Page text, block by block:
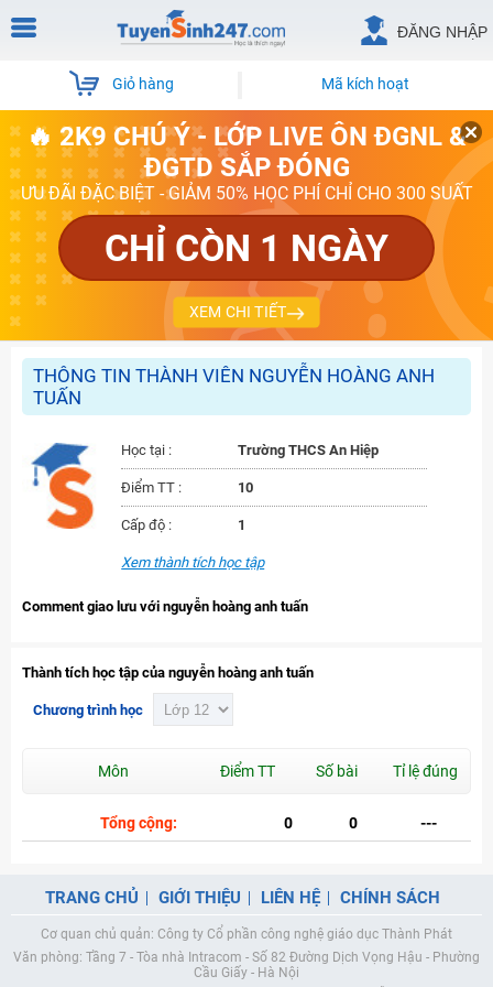
ĐĂNG NHẬP
Giỏ hàng Mã kích hoạt
🔥 2K9 CHÚ Ý - LỚP LIVE ÔN ĐGNL &
ĐGTD SẮP ĐÓNG
ƯU ĐÃI ĐẶC BIỆT - GIẢM 50% HỌC PHÍ CHỈ CHO 300 SUẤT
CHỈ CÒN 1 NGÀY
XEM CHI TIẾT
THÔNG TIN THÀNH VIÊN NGUYỄN HOÀNG ANH
TUẤN
Học tại : Trường THCS An Hiệp
Điểm TT : 10
Cấp độ : 1
Xem thành tích học tập
Comment giao lưu với nguyễn hoàng anh tuấn
Thành tích học tập của nguyễn hoàng anh tuấn
Chương trình học
Môn Điểm TT Số bài Tỉ lệ đúng
Tổng cộng: 0 0 ---
TRANG CHỦ GIỚI THIỆU LIÊN HỆ CHÍNH SÁCH
Cơ quan chủ quản: Công ty Cổ phần công nghệ giáo dục Thành Phát
Văn phòng: Tầng 7 - Tòa nhà Intracom - Số 82 Đường Dịch Vọng Hậu - Phường
Cầu Giấy - Hà Nội